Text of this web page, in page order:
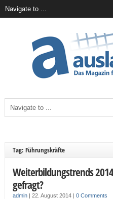
Tag: Führungskräfte
Weiterbildungstrends
gefragt?
admin| 22. August 2014 | 0 Comments